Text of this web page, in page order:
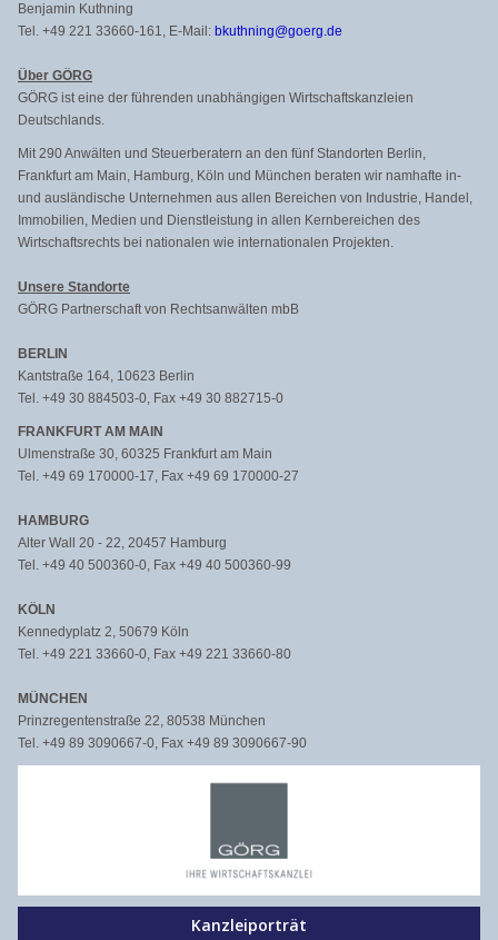
Benjamin Kuthning
Tel. +49 221 33660-161, E-Mail: bkuthning@goerg.de
Über GÖRG
GÖRG ist eine der führenden unabhängigen Wirtschaftskanzleien
Deutschlands.
Mit 290 Anwälten und Steuerberatern an den fünf Standorten Berlin,
Frankfurt am Main, Hamburg, Köln und München beraten wir namhafte in-
und ausländische Unternehmen aus allen Bereichen von Industrie, Handel,
Immobilien, Medien und Dienstleistung in allen Kernbereichen des
Wirtschaftsrechts bei nationalen wie internationalen Projekten.
Unsere Standorte
GÖRG Partnerschaft von Rechtsanwälten mbB
BERLIN
Kantstraße 164, 10623 Berlin
Tel. +49 30 884503-0, Fax +49 30 882715-0
FRANKFURT AM MAIN
Ulmenstraße 30, 60325 Frankfurt am Main
Tel. +49 69 170000-17, Fax +49 69 170000-27
HAMBURG
Alter Wall 20 - 22, 20457 Hamburg
Tel. +49 40 500360-0, Fax +49 40 500360-99
KÖLN
Kennedyplatz 2, 50679 Köln
Tel. +49 221 33660-0, Fax +49 221 33660-80
MÜNCHEN
Prinzregentenstraße 22, 80538 München
Tel. +49 89 3090667-0, Fax +49 89 3090667-90
Kanzleiporträt